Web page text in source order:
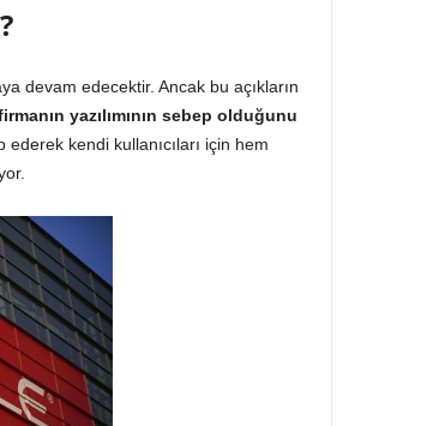
devam edecektir. Ancak bu açıkların
yazılımının sebep olduğunu
kendi kullanıcıları için hem